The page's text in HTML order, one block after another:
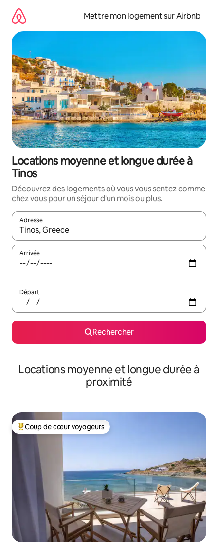
directement
contenu
Mettre mon logement sur Airbnb
Locations moyenne et longue durée à
Tinos
Découvrez des logements où vous vous sentez comme
chez vous pour un séjour d'un mois ou plus.
Adresse
Lorsque les résultats s'affichent, utilisez les flèches vers le
Arrivée
Départ
Rechercher
Locations moyenne et longue durée à
proximité
Coups de cœur voyageurs les plus appréciés
Coup de cœur voyageurs